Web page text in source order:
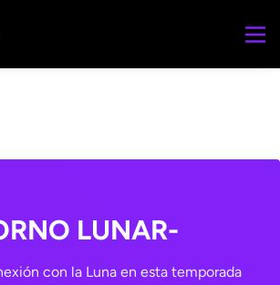
LUNAR-
con la Luna en esta temporada